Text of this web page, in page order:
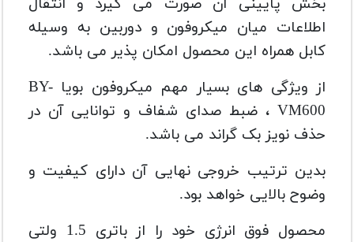
اطلاعات میان میکروفون و دوربین به‌ وسیله
کابل همراه این محصول امکان‌ پذیر می‌ باشد.
از ویژگی‌ های بسیار مهم میکروفون بویا BY-
VM600 ، ضبط صدای شفاف و توانایی آن در
حذف نویز بک‌ گراند می‌ باشد.
بدین ترتیب خروجی نهایی آن دارای کیفیت و
وضوح بالایی خواهد بود.
محصول فوق انرژی خود را از باتری 1.5 ولتی